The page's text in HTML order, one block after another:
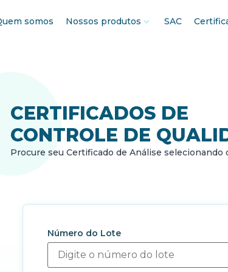
somos Nossos produtos SAC
CERTIFICADOS DE
CONTROLE DE
Procure seu Certificado de Análise
Número do Lote